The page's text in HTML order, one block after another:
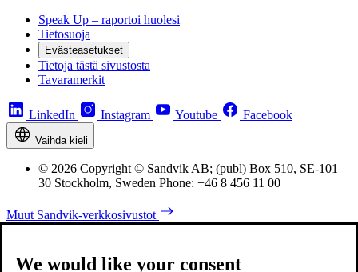
Speak Up – raportoi huolesi
Tietosuoja
Evästeasetukset
Tietoja tästä sivustosta
Tavaramerkit
LinkedIn Instagram Youtube Facebook
Vaihda kieli
© 2026 Copyright © Sandvik AB; (publ) Box 510, SE-101
30 Stockholm, Sweden Phone: +46 8 456 11 00
Muut Sandvik-verkkosivustot
We would like your consent